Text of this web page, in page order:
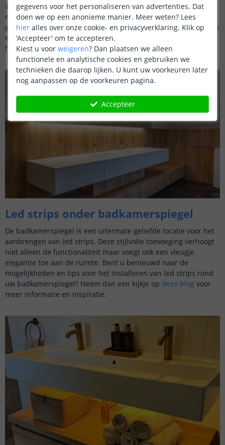
ambiance. Dit subtiele lichteffect verrijkt niet alleen de visuele
ervaring tijdens het tv-kijken, maar draagt ook bij aan een
gezellige en uitnodigende sfeer in de ruimte. Het toont aan hoe
eenvoudige aanpassingen een groot verschil kunnen maken in
het algehele gevoel van een kamer.
Led strips onder badkamerspiegel
De badkamerspiegel is een uitermate geliefde locatie voor het
aanbrengen van led strips. Deze stijlvolle toevoeging verhoogt
niet alleen de functionaliteit maar voegt ook een vleugje
elegantie toe aan de ruimte. Bent u benieuwd naar de
mogelijkheden en tips voor het installeren van led strips rond
uw badkamerspiegel? Neem dan een kijkje op deze blog voor
meer informatie en inspiratie.
gegevens voor het personaliseren van advertenties. Dat
doen we op een anonieme manier. Meer weten? Lees
hier alles over onze cookie- en privacyverklaring. Klik op
'Accepteer' om te accepteren.
Kiest u voor weigeren? Dan plaatsen we alleen
functionele en analytische cookies en gebruiken we
technieken die daarop lijken. U kunt uw voorkeuren later
nog aanpassen op de voorkeuren pagina.
Accepteer